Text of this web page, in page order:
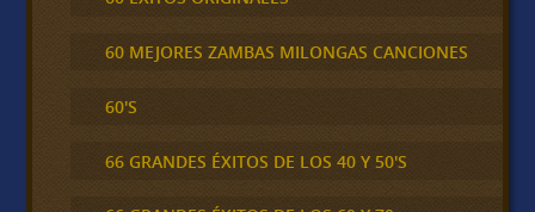
60 MEJORES ZAMBAS MILONGAS CANCIONES
60'S
66 GRANDES ÉXITOS DE LOS 40 Y 50'S